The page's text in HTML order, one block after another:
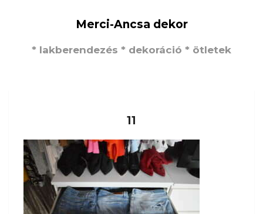
Merci-Ancsa dekor
* lakberendezés * dekoráció * ötletek
11